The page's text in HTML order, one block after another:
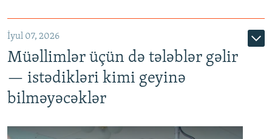
İyul 07, 2026
Müəllimlər üçün də tələblər gəlir
— istədikləri kimi geyinə
bilməyəcəklər